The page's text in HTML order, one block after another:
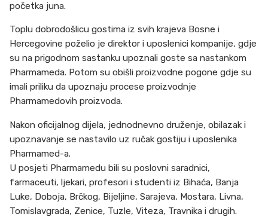
početka juna.
Toplu dobrodošlicu gostima iz svih krajeva Bosne i
Hercegovine poželio je direktor i uposlenici kompanije, gdje
su na prigodnom sastanku upoznali goste sa nastankom
Pharmameda. Potom su obišli proizvodne pogone gdje su
imali priliku da upoznaju procese proizvodnje
Pharmamedovih proizvoda.
Nakon oficijalnog dijela, jednodnevno druženje, obilazak i
upoznavanje se nastavilo uz ručak gostiju i uposlenika
Pharmamed-a.
U posjeti Pharmamedu bili su poslovni saradnici,
farmaceuti, ljekari, profesori i studenti iz Bihaća, Banja
Luke, Doboja, Brčkog, Bijeljine, Sarajeva, Mostara, Livna,
Tomislavgrada, Zenice, Tuzle, Viteza, Travnika i drugih.